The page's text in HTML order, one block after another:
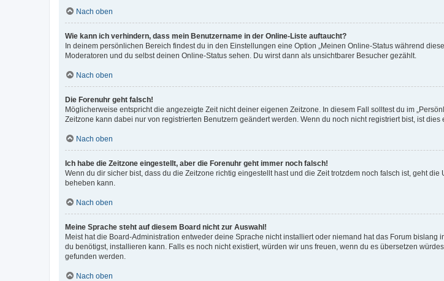
Nach oben
Wie kann ich verhindern, dass mein Benutzername in der Online-Liste auftaucht?
In deinem persönlichen Bereich findest du in den Einstellungen eine Option „Meinen Online-Status während
Moderatoren und du selbst deinen Online-Status sehen. Du wirst dann als unsichtbarer Besucher gezählt.
Nach oben
Die Forenuhr geht falsch!
Möglicherweise entspricht die angezeigte Zeit nicht deiner eigenen Zeitzone. In diesem Fall solltest du im
Zeitzone kann dabei nur von registrierten Benutzern geändert werden. Wenn du noch nicht registriert bist, ist dies
Nach oben
Ich habe die Zeitzone eingestellt, aber die Forenuhr geht immer noch falsch!
Wenn du dir sicher bist, dass du die Zeitzone richtig eingestellt hast und die Zeit trotzdem noch falsch ist, geht
beheben kann.
Nach oben
Meine Sprache steht auf diesem Board nicht zur Auswahl!
Meist hat die Board-Administration entweder deine Sprache nicht installiert oder niemand hat das Forum
du benötigst, installieren kann. Falls es noch nicht existiert, würden wir uns freuen, wenn du es übersetzen
gefunden werden.
Nach oben